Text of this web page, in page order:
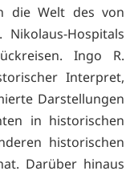
die Welt des von
Hospitals
Ingo R.
Interpret,
Darstellungen
in historischen
historischen
Darüber hinaus